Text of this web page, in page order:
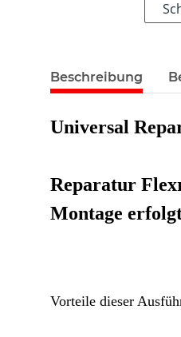
Beschreibung
Universal
Reparatur
Montage
Vorteile dieser